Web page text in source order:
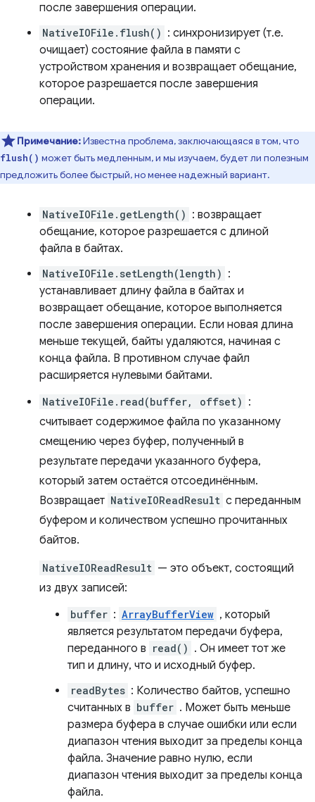
после завершения операции.
NativeIOFile.flush() : синхронизирует (т.е.
очищает) состояние файла в памяти с
устройством хранения и возвращает обещание,
которое разрешается после завершения
операции.
Примечание:Известна проблема, заключающаяся в том, что
flush() может быть медленным, и мы изучаем, будет ли полезным
предложить более быстрый, но менее надежный вариант.
NativeIOFile.getLength() : возвращает
обещание, которое разрешается с длиной
файла в байтах.
NativeIOFile.setLength(length) :
устанавливает длину файла в байтах и
возвращает обещание, которое выполняется
после завершения операции. Если новая длина
меньше текущей, байты удаляются, начиная с
конца файла. В противном случае файл
расширяется нулевыми байтами.
NativeIOFile.read(buffer, offset) :
считывает содержимое файла по указанному
смещению через буфер, полученный в
результате передачи указанного буфера,
который затем остаётся отсоединённым.
Возвращает NativeIOReadResult с переданным
буфером и количеством успешно прочитанных
байтов.
NativeIOReadResult — это объект, состоящий
из двух записей:
buffer : ArrayBufferView , который
является результатом передачи буфера,
переданного в read() . Он имеет тот же
тип и длину, что и исходный буфер.
readBytes : Количество байтов, успешно
считанных в buffer . Может быть меньше
размера буфера в случае ошибки или если
диапазон чтения выходит за пределы конца
файла. Значение равно нулю, если
диапазон чтения выходит за пределы конца
файла.